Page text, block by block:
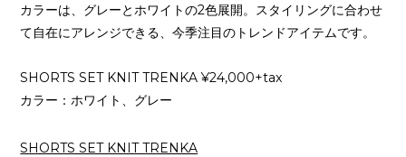
カラーは、グレーとホワイトの2色展開。スタイリングに合わせ
て自在にアレンジできる、今季注目のトレンドアイテムです。
SHORTS SET KNIT TRENKA ¥24,000+tax
カラー：ホワイト、グレー
SHORTS SET KNIT TRENKA